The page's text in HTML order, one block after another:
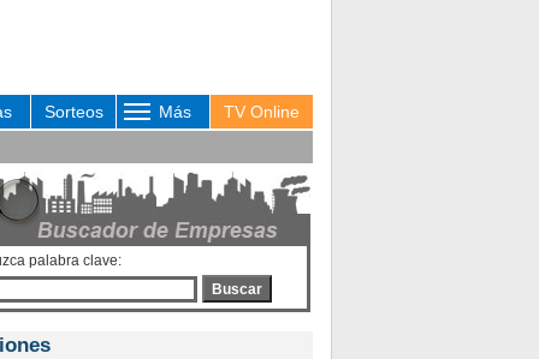
Sorteos Más TV Online
palabra clave:
Buscar